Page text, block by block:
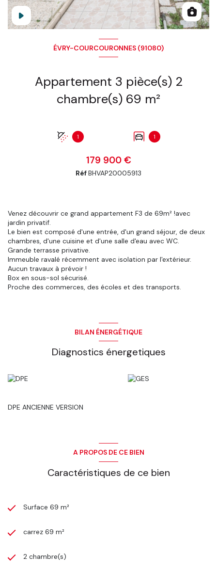
ÉVRY-COURCOURONNES (91080)
Appartement 3 pièce(s) 2
chambre(s) 69 m²
1 1
179 900 €
RéfBHVAP20005913
Venez découvrir ce grand appartement F3 de 69m² !avec
jardin privatif.
Le bien est composé d'une entrée, d'un grand séjour, de deux
chambres, d'une cuisine et d'une salle d'eau avec WC.
Grande terrasse privative.
Immeuble ravalé récemment avec isolation par l'extérieur.
Aucun travaux à prévoir !
Box en sous-sol sécurisé.
Proche des commerces, des écoles et des transports.
BILAN ÉNERGÉTIQUE
Diagnostics énergetiques
DPE ANCIENNE VERSION
A PROPOS DE CE BIEN
Caractéristiques de ce bien
Surface 69 m²
carrez 69 m²
2 chambre(s)